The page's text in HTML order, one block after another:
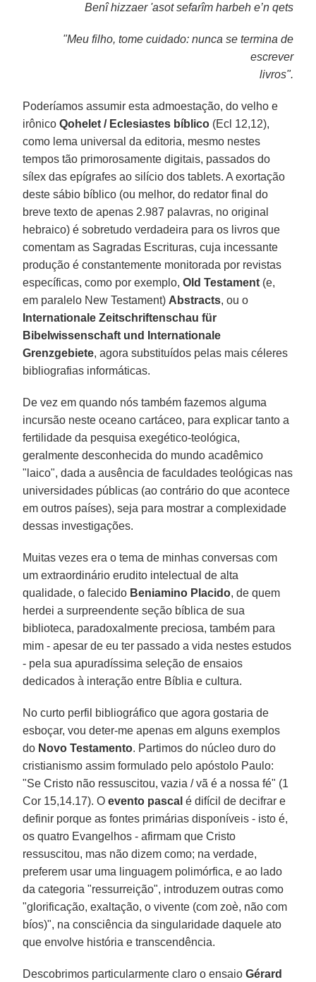
Benî hizzaer 'asot sefarîm harbeh e’n qets
"Meu filho, tome cuidado: nunca se termina de
escrever
livros".
Poderíamos assumir esta admoestação, do velho e
irônico Qohelet / Eclesiastes bíblico (Ecl 12,12),
como lema universal da editoria, mesmo nestes
tempos tão primorosamente digitais, passados do
sílex das epígrafes ao silício dos tablets. A exortação
deste sábio bíblico (ou melhor, do redator final do
breve texto de apenas 2.987 palavras, no original
hebraico) é sobretudo verdadeira para os livros que
comentam as Sagradas Escrituras, cuja incessante
produção é constantemente monitorada por revistas
específicas, como por exemplo,Old Testament (e,
em paralelo New Testament) Abstracts, ou o
Internationale Zeitschriftenschau für
Bibelwissenschaft und Internationale
Grenzgebiete, agora substituídos pelas mais céleres
bibliografias informáticas.
De vez em quando nós também fazemos alguma
incursão neste oceano cartáceo, para explicar tanto a
fertilidade da pesquisa exegético-teológica,
geralmente desconhecida do mundo acadêmico
"laico", dada a ausência de faculdades teológicas nas
universidades públicas (ao contrário do que acontece
em outros países), seja para mostrar a complexidade
dessas investigações.
Muitas vezes era o tema de minhas conversas com
um extraordinário erudito intelectual de alta
qualidade, o falecido Beniamino Placido, de quem
herdei a surpreendente seção bíblica de sua
biblioteca, paradoxalmente preciosa, também para
mim - apesar de eu ter passado a vida nestes estudos
- pela sua apuradíssima seleção de ensaios
dedicados à interação entre Bíblia e cultura.
No curto perfil bibliográfico que agora gostaria de
esboçar, vou deter-me apenas em alguns exemplos
do Novo Testamento. Partimos do núcleo duro do
cristianismo assim formulado pelo apóstolo Paulo:
"Se Cristo não ressuscitou, vazia / vã é a nossa fé" (1
Cor 15,14.17). Oevento pascal é difícil de decifrar e
definir porque as fontes primárias disponíveis - isto é,
os quatro Evangelhos - afirmam que Cristo
ressuscitou, mas não dizem como; na verdade,
preferem usar uma linguagem polimórfica, e ao lado
da categoria "ressurreição", introduzem outras como
"glorificação, exaltação, o vivente (com zoè, não com
bíos)", na consciência da singularidade daquele ato
que envolve história e transcendência.
Descobrimos particularmente claro o ensaioGérard